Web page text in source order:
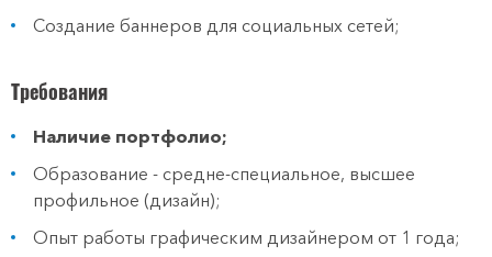
Создание баннеров для социальных сетей;
Требования
Наличие портфолио;
Образование - средне-специальное, высшее
профильное (дизайн);
Опыт работы графическим дизайнером от 1 года;